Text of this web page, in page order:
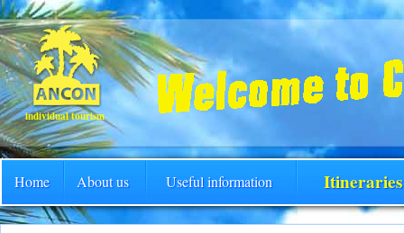
individual tourism
Home About us Useful information